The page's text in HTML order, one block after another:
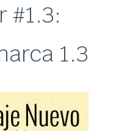
#1.3:
1.3